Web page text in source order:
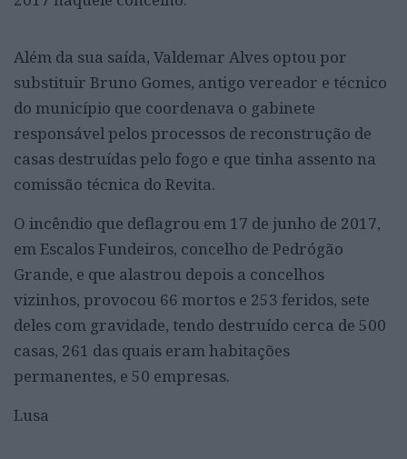
Além da sua saída, Valdemar Alves optou por
substituir Bruno Gomes, antigo vereador e técnico
do município que coordenava o gabinete
responsável pelos processos de reconstrução de
casas destruídas pelo fogo e que tinha assento na
comissão técnica do Revita.
O incêndio que deflagrou em 17 de junho de 2017,
em Escalos Fundeiros, concelho de Pedrógão
Grande, e que alastrou depois a concelhos
vizinhos, provocou 66 mortos e 253 feridos, sete
deles com gravidade, tendo destruído cerca de 500
casas, 261 das quais eram habitações
permanentes, e 50 empresas.
Lusa